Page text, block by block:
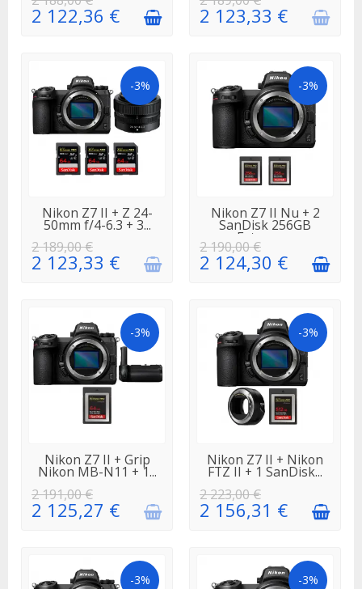
2 122,36 € 2 123,33 €
-3%
EN
RÉAPPROVISIONNEMENT
Nikon Z7 II + Z 24-
50mm f/4-6.3 + 3...
2 189,00 €
2 123,33 €
-3%
EN STOCK
Nikon Z7 II Nu + 2
SanDisk 256GB
Extreme...
2 190,00 €
2 124,30 €
-3%
EN
RÉAPPROVISIONNEMENT
Nikon Z7 II + Grip
Nikon MB-N11 + 1...
2 191,00 €
2 125,27 €
-3%
EN STOCK
Nikon Z7 II + Nikon
FTZ II + 1 SanDisk...
2 223,00 €
2 156,31 €
-3% -3%